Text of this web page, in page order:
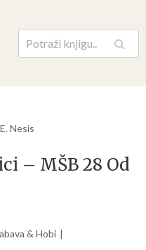
Pretraga
Nesis
– MŠB 28 Od
& Hobi